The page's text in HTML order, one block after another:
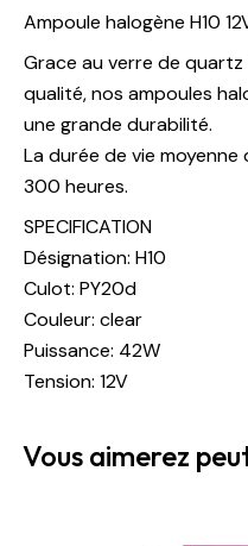
Ampoule halogène H10
Grace au verre de
qualité, nos ampoules
une grande durabilité.
La durée de vie moyenne
300 heures.
SPECIFICATION
Désignation: H10
Culot: PY20d
Couleur: clear
Puissance: 42W
Tension: 12V
Vous aimerez